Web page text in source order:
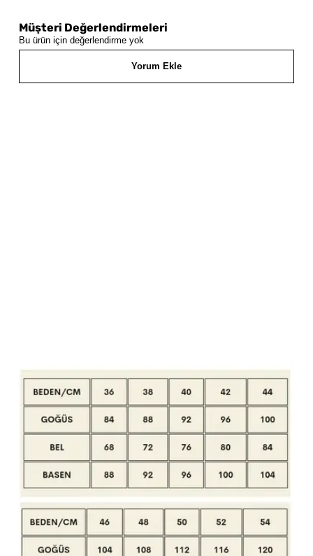
Müşteri Değerlendirmeleri
Bu ürün için değerlendirme yok
Yorum Ekle